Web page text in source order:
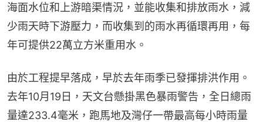
海面水位和上游暗渠情況，並能收集和排放雨水，減
少雨天時下游壓力，而收集到的雨水再循環再用，每
年可提供22萬立方米重用水。
由於工程提早落成，早於去年雨季已發揮排洪作用。
去年10月19日，天文台懸掛黑色暴雨警告，全日總雨
量達233.4毫米，跑馬地及灣仔一帶最高每小時雨量